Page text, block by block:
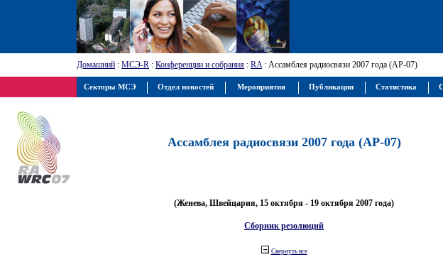
Домашний : МСЭ-R : Конференции и собрания : RA: Ассамблея радиосвязи 2007 года (АР-07)
Ассамблея радиосвязи 2007 года (АР-07)
(Женева, Швейцария, 15 октября - 19 октября 2007 года)
Сборник резолюций
Свернуть все
Секторы МСЭ Отдел новостей Мероприятия Публикации Статистика